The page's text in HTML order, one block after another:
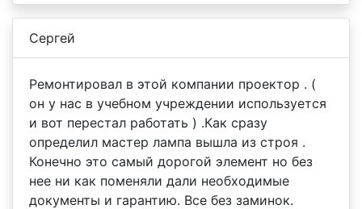
Сергей
Ремонтировал в этой компании проектор . (
он у нас в учебном учреждении используется
и вот перестал работать ) .Как сразу
определил мастер лампа вышла из строя .
Конечно это самый дорогой элемент но без
нее ни как поменяли дали необходимые
документы и гарантию. Все без заминок.